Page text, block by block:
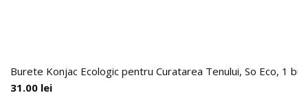
Burete Konjac Ecologic pentru Curatarea Tenului, So Eco, 1
31.00 lei